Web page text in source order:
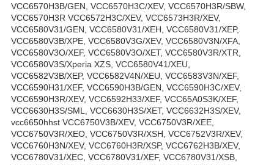
VCC6570H3B/GEN, VCC6570H3C/XEV, VCC6570H3R/SBW,
VCC6570H3R VCC6572H3C/XEV, VCC6573H3R/XEV,
VCC6580V31/GEN, VCC6580V31/XEH, VCC6580V31/XEP,
VCC6580V3B/XPE, VCC6580V3G/XEV, VCC6580V3N/XFA,
VCC6580V3O/XEF, VCC6580V3O/XET, VCC6580V3R/XTR,
VCC6580V3S/Xperia XZS, VCC6580V41/XEU,
VCC6582V3B/XEP, VCC6582V4N/XEU, VCC6583V3N/XEF,
VCC6590H31/XEF, VCC6590H3B/GEN, VCC6590H3C/XEV,
VCC6590H3R/XEV, VCC6592H33/XEF, VCC65A0S3K/XEF,
VCC6630H3S/SML, VCC6630H3S/XET, VCC6632H3S/XEV,
vcc6650hhst VCC6750V3B/XEV, VCC6750V3R/XEE,
VCC6750V3R/XEO, VCC6750V3R/XSH, VCC6752V3R/XEV,
VCC6760H3N/XEV, VCC6760H3R/XSP, VCC6762H3B/XEV,
VCC6780V31/XEC, VCC6780V31/XEF, VCC6780V31/XSB,